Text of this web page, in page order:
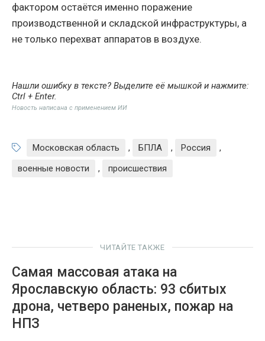
фактором остаётся именно поражение
производственной и складской инфраструктуры, а
не только перехват аппаратов в воздухе.
Нашли ошибку в тексте? Выделите её мышкой и нажмите:
Ctrl + Enter.
Новость написана с применением ИИ
Московская область , БПЛА , Россия
,
военные новости
, происшествия
ЧИТАЙТЕ ТАКЖЕ
Самая массовая атака на
Ярославскую область: 93 сбитых
дрона, четверо раненых, пожар на
НПЗ